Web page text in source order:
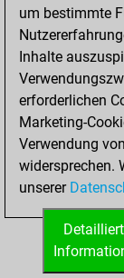
Matt auf
Bauer
Erstickte
Türme auf
STARTSEITE
um bestimmte
Inhalte
erforderlichen
Marketing-
Verwendung
widersprechen.
unserer